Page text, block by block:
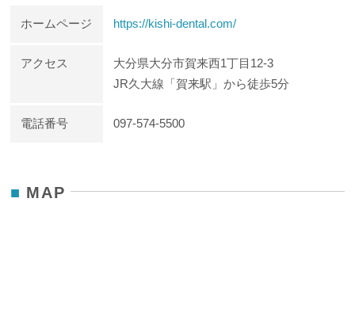
ホームページ https://kishi-dental.com/
アクセス
大分県大分市賀来西1丁目12-3
JR久大線「賀来駅」から徒歩5分
電話番号 097-574-5500
MAP